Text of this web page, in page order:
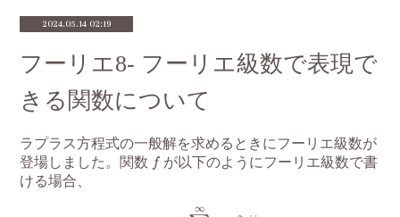
2024.05.14 02:19
フーリエ8- フーリエ級数で表現で
きる関数について